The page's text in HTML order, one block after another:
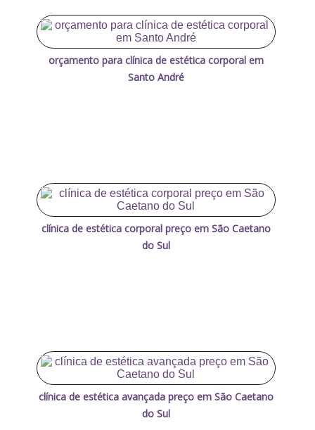
orçamento para clínica de estética corporal em
Santo André
clínica de estética corporal preço em São Caetano
do Sul
clínica de estética avançada preço em São Caetano
do Sul